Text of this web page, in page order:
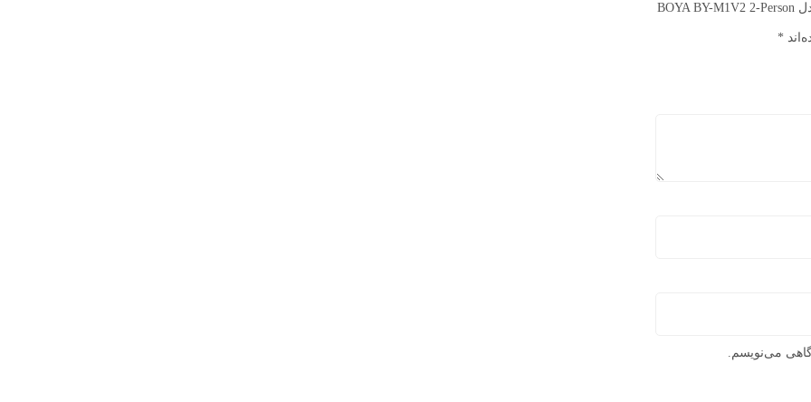
اولین نفری باشید که دیدگاهی را ارسال می کنید برای “میکروفون بویا مدل BOYA BY-M1V2 2-Person
*
می‌نویسم.